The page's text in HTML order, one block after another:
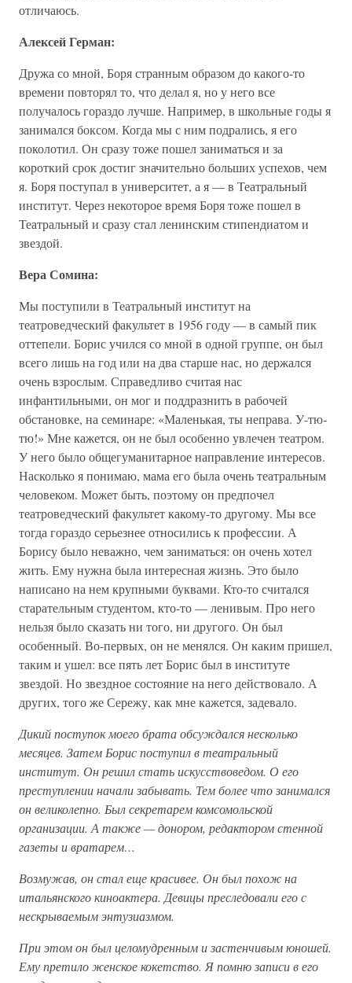
отличаюсь.
Алексей Герман:
Дружа со мной, Боря странным образом до какого-то
времени повторял то, что делал я, но у него все
получалось гораздо лучше. Например, в школьные годы я
занимался боксом. Когда мы с ним подрались, я его
поколотил. Он сразу тоже пошел заниматься и за
короткий срок достиг значительно больших успехов, чем
я. Боря поступал в университет, а я — в Театральный
институт. Через некоторое время Боря тоже пошел в
Театральный и сразу стал ленинским стипендиатом и
звездой.
Вера Сомина:
Мы поступили в Театральный институт на
театроведческий факультет в 1956 году — в самый пик
оттепели. Борис учился со мной в одной группе, он был
всего лишь на год или на два старше нас, но держался
очень взрослым. Справедливо считая нас
инфантильными, он мог и поддразнить в рабочей
обстановке, на семинаре: «Маленькая, ты неправа. У-тю-
тю!» Мне кажется, он не был особенно увлечен театром.
У него было общегуманитарное направление интересов.
Насколько я понимаю, мама его была очень театральным
человеком. Может быть, поэтому он предпочел
театроведческий факультет какому-то другому. Мы все
тогда гораздо серьезнее относились к профессии. А
Борису было неважно, чем заниматься: он очень хотел
жить. Ему нужна была интересная жизнь. Это было
написано на нем крупными буквами. Кто-то считался
старательным студентом, кто-то — ленивым. Про него
нельзя было сказать ни того, ни другого. Он был
особенный. Во-первых, он не менялся. Он каким пришел,
таким и ушел: все пять лет Борис был в институте
звездой. Но звездное состояние на него действовало. А
других, того же Сережу, как мне кажется, задевало.
Дикий поступок моего брата обсуждался несколько
месяцев. Затем Борис поступил в театральный
институт. Он решил стать искусствоведом. О его
преступлении начали забывать. Тем более что занимался
он великолепно. Был секретарем комсомольской
организации. А также — донором, редактором стенной
газеты и вратарем…
Возмужав, он стал еще красивее. Он был похож на
итальянского киноактера. Девицы преследовали его с
нескрываемым энтузиазмом.
При этом он был целомудренным и застенчивым юношей.
Ему претило женское кокетство. Я помню записи в его